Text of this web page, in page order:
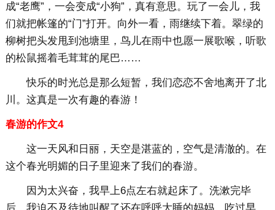
成“老鹰”，一会变成“小狗”，真有意思。玩了一会儿，我
们就把帐篷的“门”打开。向外一看，雨继续下着。翠绿的
柳树把头发甩到池塘里，鸟儿在雨中也愿一展歌喉，听歌
的松鼠摇着毛茸茸的尾巴……
快乐的时光总是那么短暂，我们恋恋不舍地离开了北
川。这真是一次有趣的春游！
春游的作文4
这一天风和日丽，天空是湛蓝的，空气是清澈的。在
这个春光明媚的日子里迎来了我们的春游。
因为太兴奋，我早上6点左右就起床了。洗漱完毕